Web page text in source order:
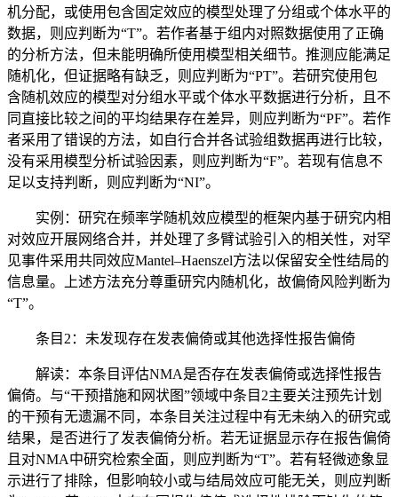
机分配，或使用包含固定效应的模型处理了分组或个体水平的
数据，则应判断为“T”。若作者基于组内对照数据使用了正确
的分析方法，但未能明确所使用模型相关细节。推测应能满足
随机化，但证据略有缺乏，则应判断为“PT”。若研究使用包
含随机效应的模型对分组水平或个体水平数据进行分析，且不
同直接比较之间的平均结果存在差异，则应判断为“PF”。若作
者采用了错误的方法，如自行合并各试验组数据再进行比较，
没有采用模型分析试验因素，则应判断为“F”。若现有信息不
足以支持判断，则应判断为“NI”。
实例：研究在频率学随机效应模型的框架内基于研究内相
对效应开展网络合并，并处理了多臂试验引入的相关性，对罕
见事件采用共同效应Mantel–Haenszel方法以保留安全性结局的
信息量。上述方法充分尊重研究内随机化，故偏倚风险判断为
“T”。
条目2：未发现存在发表偏倚或其他选择性报告偏倚
解读：本条目评估NMA是否存在发表偏倚或选择性报告
偏倚。与“干预措施和网状图”领域中条目2主要关注预先计划
的干预有无遗漏不同，本条目关注过程中有无未纳入的研究或
结果，是否进行了发表偏倚分析。若无证据显示存在报告偏倚
且对NMA中研究检索全面，则应判断为“T”。若有轻微迹象显
示进行了排除，但影响较小或与结局效应可能无关，则应判断